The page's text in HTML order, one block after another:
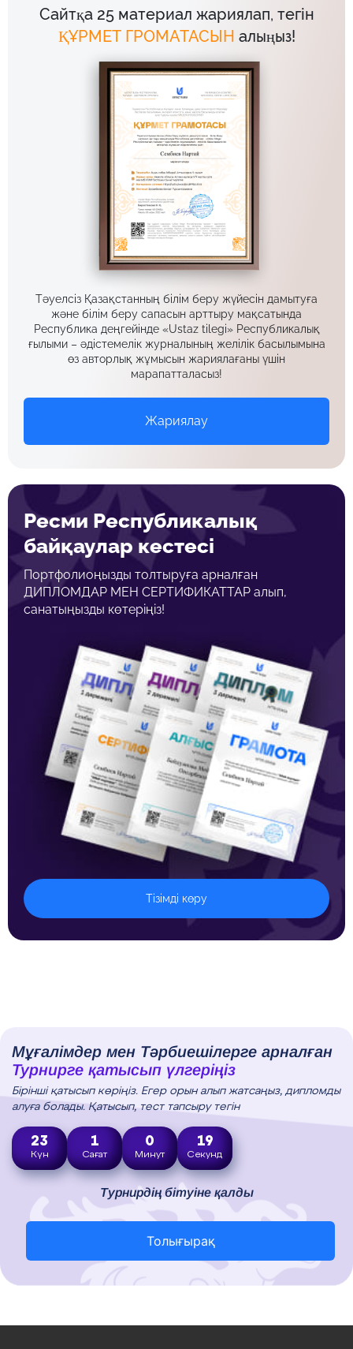
Сайтқа 25 материал жариялап, тегін
ҚҰРМЕТ ГРОМАТАСЫН алыңыз!
Тәуелсіз Қазақстанның білім беру жүйесін дамытуға
және білім беру сапасын арттыру мақсатында
Республика деңгейінде «Ustaz tilegi» Республикалық
ғылыми – әдістемелік журналының желілік басылымына
өз авторлық жұмысын жариялағаны үшін
марапатталасыз!
Жариялау
Ресми Республикалық
байқаулар кестесі
Портфолиоңызды толтыруға арналған
ДИПЛОМДАР МЕН СЕРТИФИКАТТАР алып,
санатыңызды көтеріңіз!
Тізімді көру
Мұғалімдер мен Тәрбиешілерге арналған
Турнирге қатысып үлгеріңіз
Бірінші қатысып көріңіз. Егер орын алып жатсаңыз, дипломды
алуға болады. Қатысып, тест тапсыру тегін
23
Күн
1
Сағат
0
Минут
18
Секунд
Турнирдің бітуіне қалды
Толығырақ